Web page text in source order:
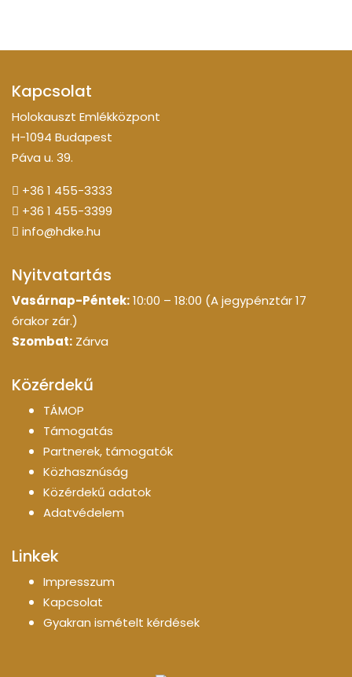
Kapcsolat
Holokauszt Emlékközpont
H-1094 Budapest
Páva u. 39.
+36 1 455-3333
+36 1 455-3399
info@hdke.hu
Nyitvatartás
Vasárnap-Péntek:10:00 – 18:00 (A jegypénztár 17
órakor zár.)
Szombat: Zárva
Közérdekű
TÁMOP
Támogatás
Partnerek, támogatók
Közhasznúság
Közérdekű adatok
Adatvédelem
Linkek
Impresszum
Kapcsolat
Gyakran ismételt kérdések